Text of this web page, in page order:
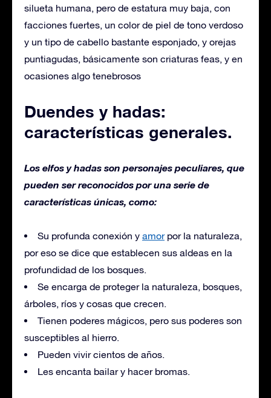
silueta humana, pero de estatura muy baja, con
facciones fuertes, un color de piel de tono verdoso
y un tipo de cabello bastante esponjado, y orejas
puntiagudas, básicamente son criaturas feas, y en
ocasiones algo tenebrosos
Duendes y hadas:
características generales.
Los elfos y hadas son personajes peculiares, que
pueden ser reconocidos por una serie de
características únicas, como:
Su profunda conexión y amorpor la naturaleza,
por eso se dice que establecen sus aldeas en la
profundidad de los bosques.
Se encarga de proteger la naturaleza, bosques,
árboles, ríos y cosas que crecen.
Tienen poderes mágicos, pero sus poderes son
susceptibles al hierro.
Pueden vivir cientos de años.
Les encanta bailar y hacer bromas.